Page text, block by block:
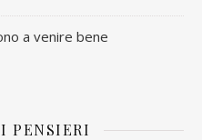
a venire bene
PENSIERI